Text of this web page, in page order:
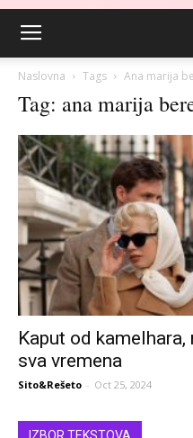
Naslovna Tags Ana marija
Tag: ana marija
Kaput od
sva vremena
Sito&Rešeto - Oct 25, 2024